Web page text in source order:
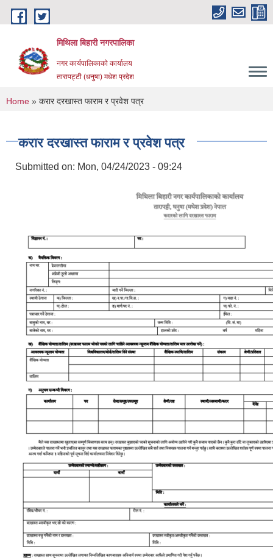
Skip to main content
मिथिला बिहारी नगरपालिका
नगर कार्यपालिकाको कार्यालय
तारापट्टी (धनुषा) मधेश प्रदेश
You are here
Home » करार दरखास्त फाराम र प्रवेश पत्र
करार दरखास्त फाराम र प्रवेश पत्र
Submitted on: Mon, 04/24/2023 - 09:24